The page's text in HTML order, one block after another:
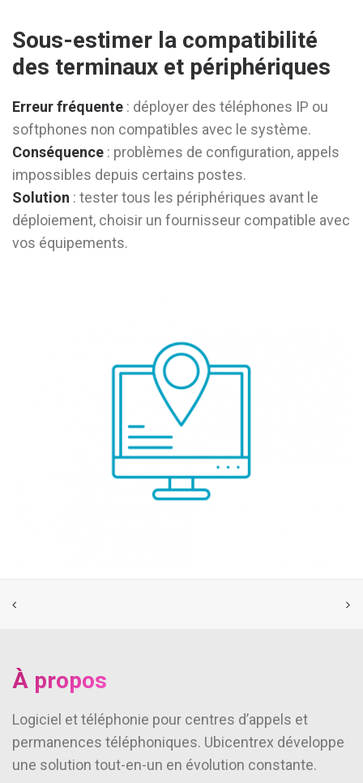
Sous-estimer la compatibilité
des terminaux et périphériques
Erreur fréquente : déployer des téléphones IP ou
softphones non compatibles avec le système.
Conséquence : problèmes de configuration, appels
impossibles depuis certains postes.
Solution : tester tous les périphériques avant le
déploiement, choisir un fournisseur compatible avec
vos équipements.
À propos
Logiciel et téléphonie pour centres d’appels et
permanences téléphoniques. Ubicentrex développe
une solution tout-en-un en évolution constante.